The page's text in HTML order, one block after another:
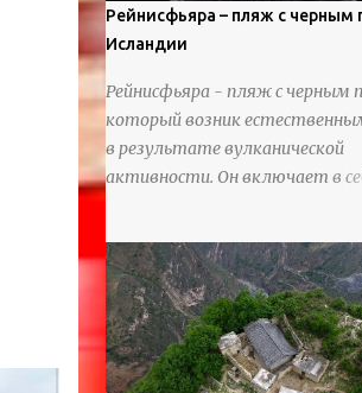
https://calvinnicholls.com/
Рейнисфьяра – пляж с черным
Исландии
Рейнисфьяра - пляж с черным
который возник
в результате вулканической
активности. Он включает в
массивные базальтовые
шестиугольные колонны,
утесы, лавовые образования,
береговую линию и
каменные арки.